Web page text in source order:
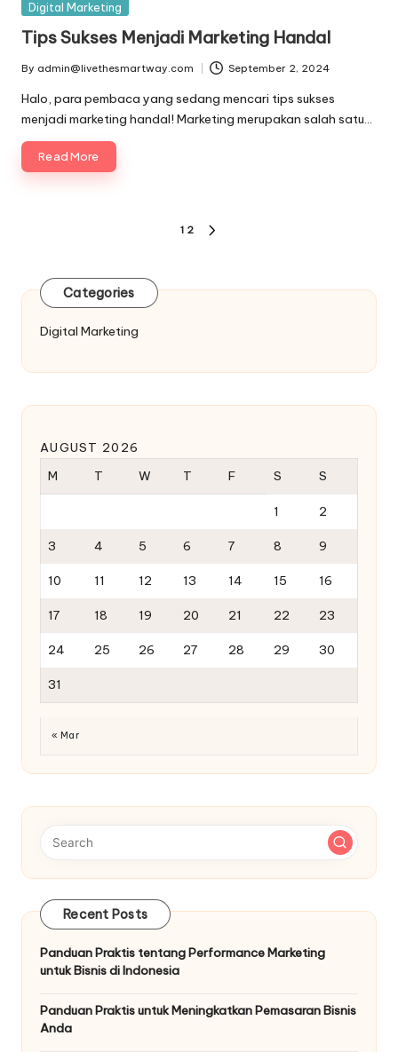
Posted
Digital Marketing
Tips Sukses Menjadi Marketing Handal
Posted
by
By admin@livethesmartway.com September 2, 2024
Halo, para pembaca yang sedang mencari tips sukses
menjadi marketing handal! Marketing merupakan salah satu…
Read More
1 2
Categories
Digital Marketing
AUGUST 2026
M
T W T F S S
1 2
3 4 5 6 7 8 9
10 11 12 13 14 15 16
17 18 19 20 21 22 23
24 25 26 27 28 29 30
31
« Mar
Recent Posts
Panduan Praktis tentang Performance Marketing
untuk Bisnis di Indonesia
Panduan Praktis untuk Meningkatkan Pemasaran Bisnis
Anda